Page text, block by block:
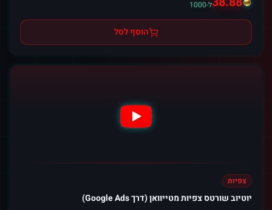
ל-1000
הוסף לסל
צפיות
יוטיוב שורטס צפיות מטייוואן (דרך Google Ads)